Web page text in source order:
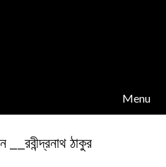
Menu
__রবীন্দ্রনাথ ঠাকুর